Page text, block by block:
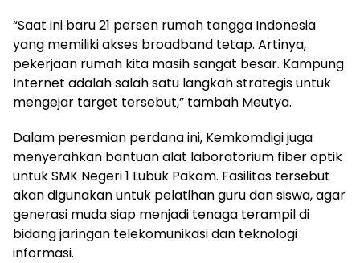
“Saat ini baru 21 persen rumah tangga Indonesia
yang memiliki akses broadband tetap. Artinya,
pekerjaan rumah kita masih sangat besar. Kampung
Internet adalah salah satu langkah strategis untuk
mengejar target tersebut,” tambah Meutya.
Dalam peresmian perdana ini, Kemkomdigi juga
menyerahkan bantuan alat laboratorium fiber optik
untuk SMK Negeri 1 Lubuk Pakam. Fasilitas tersebut
akan digunakan untuk pelatihan guru dan siswa, agar
generasi muda siap menjadi tenaga terampil di
bidang jaringan telekomunikasi dan teknologi
informasi.